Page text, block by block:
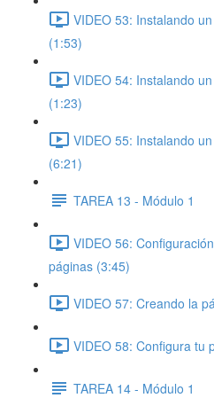
VIDEO 53: Instalando
(1:53)
VIDEO 54: Instalando
(1:23)
VIDEO 55: Instalando
(6:21)
TAREA 13 - Módulo 1
VIDEO 56:
páginas (3:45)
VIDEO 57: Creando la
VIDEO 58: Configura tu
TAREA 14 - Módulo 1